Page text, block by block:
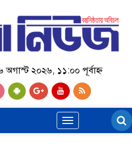
অগাস্ট ২০২৬, ১১:০০ পূর্বাহ্ন
Toggle
navigation